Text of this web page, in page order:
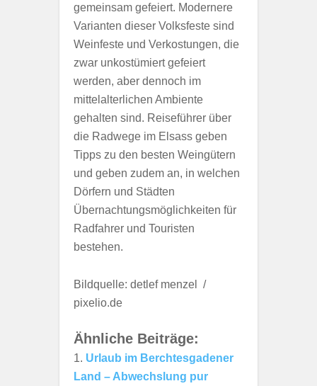
gemeinsam gefeiert. Modernere
Varianten dieser Volksfeste sind
Weinfeste und Verkostungen, die
zwar unkostümiert gefeiert
werden, aber dennoch im
mittelalterlichen Ambiente
gehalten sind. Reiseführer über
die Radwege im Elsass geben
Tipps zu den besten Weingütern
und geben zudem an, in welchen
Dörfern und Städten
Übernachtungsmöglichkeiten für
Radfahrer und Touristen
bestehen.
Bildquelle: detlef menzel /
pixelio.de
Ähnliche Beiträge:
Urlaub im Berchtesgadener
Land – Abwechslung pur